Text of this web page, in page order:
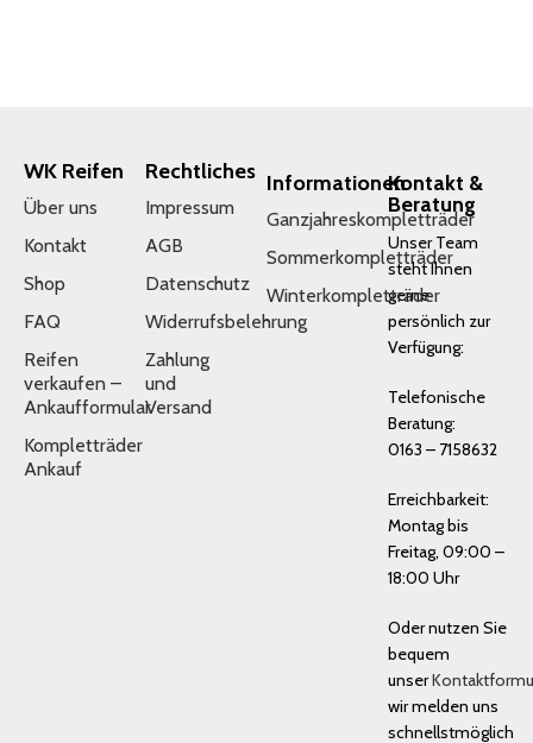
WK Reifen
Über uns
Kontakt
Shop
FAQ
Reifen
verkaufen –
Ankaufformular
Kompletträder
Ankauf
Rechtliches
Impressum
AGB
Datenschutz
Widerrufsbelehrung
Zahlung
und
Versand
Informationen
Ganzjahreskompletträder
Sommerkompletträder
Winterkompletträder
Kontakt &
Beratung
Unser Team
steht Ihnen
gerne
persönlich zur
Verfügung:
Telefonische
Beratung:
0163 – 7158632
Erreichbarkeit:
Montag bis
Freitag, 09:00 –
18:00 Uhr
Oder nutzen Sie
bequem
unser
wir melden uns
schnellstmöglich